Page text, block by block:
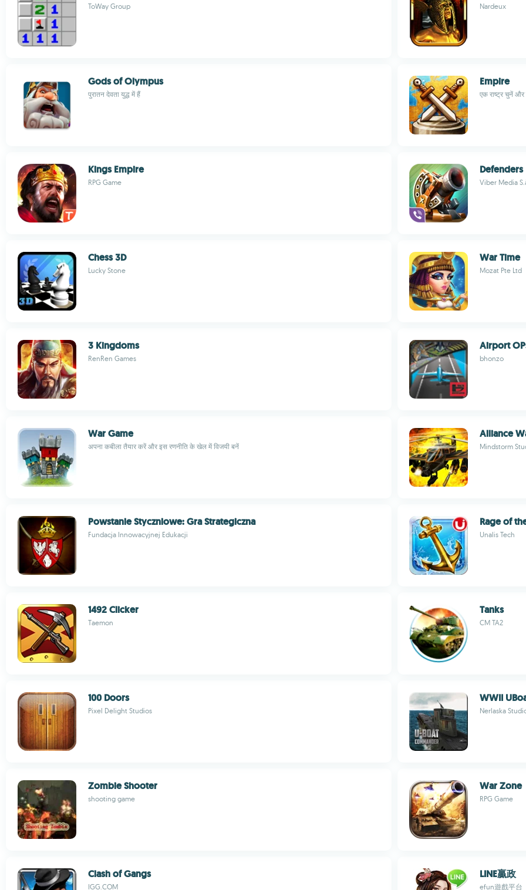
ToWay Group Nardeux
Gods of Olympus
पुरातन देवता युद्ध में हैं
Empire
एक राष्ट्र चुनें और
Kings Empire
RPG Game
Defenders
Viber Media
Chess 3D
Lucky Stone
War Time
Mozat Pte Ltd
3 Kingdoms
RenRen Games
Airport
bhonzo
War Game
अपना कबीला तैयार करें और इस रणनीति के खेल में विजयी बनें
Alliance
Mindstorm
Powstanie Styczniowe: Gra Strategiczna
Fundacja Innowacyjnej Edukacji
Rage of
Unalis Tech
1492 Clicker
Taemon
Tanks
CM TA2
100 Doors
Pixel Delight Studios
WWII
Nerlaska
Zombie Shooter
shooting game
War Zone
RPG Game
Clash of Gangs
IGG.COM
LINE贏政
efun遊戲平台